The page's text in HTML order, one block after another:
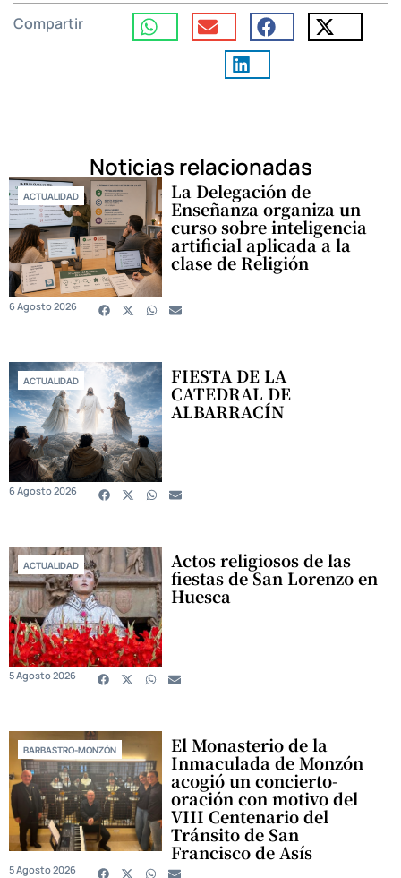
Compartir
Noticias relacionadas
ACTUALIDAD La Delegación de
Enseñanza organiza un
curso sobre inteligencia
artificial aplicada a la
clase de Religión
6 Agosto 2026
ACTUALIDAD FIESTA DE LA
CATEDRAL DE
ALBARRACÍN
6 Agosto 2026
ACTUALIDAD Actos religiosos de las
fiestas de San Lorenzo en
Huesca
5 Agosto 2026
BARBASTRO-MONZÓN El Monasterio de la
Inmaculada de Monzón
acogió un concierto-
oración con motivo del
VIII Centenario del
Tránsito de San
Francisco de Asís
5 Agosto 2026